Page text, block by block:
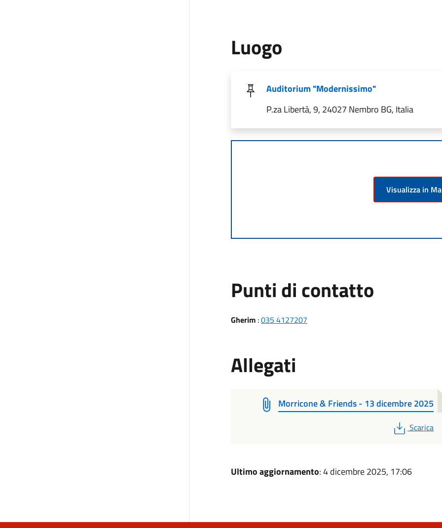
Luogo
Auditorium "Modernissimo"
P.za Libertà, 9, 24027 Nembro BG, Italia
Visualizza in
Punti di contatto
Gherim:035 4127207
Allegati
Morricone & Friends - 13 dicembre 2025
PDF
Scarica
Ultimo aggiornamento: 4 dicembre 2025, 17:06